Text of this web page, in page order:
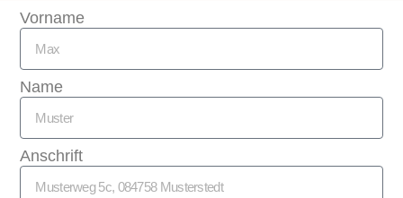
Vorname
Name
Anschrift